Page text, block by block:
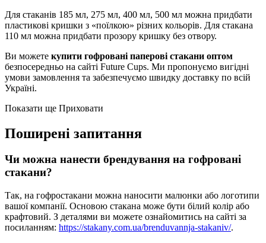
Для стаканів 185 мл, 275 мл, 400 мл, 500 мл можна придбати
пластикові кришки з «поїлкою» різних кольорів. Для стакана
110 мл можна придбати прозору кришку без отвору.
Ви можете купити гофровані паперові стакани оптом
безпосередньо на сайті Future Cups. Ми пропонуємо вигідні
умови замовлення та забезпечуємо швидку доставку по всій
Україні.
Показати ще Приховати
Поширені запитання
Чи можна нанести брендування на гофровані
стакани?
Так, на гофростакани можна наносити малюнки або логотипи
вашої компанії. Основою стакана може бути білий колір або
крафтовий. З деталями ви можете ознайомитись на сайті за
посиланням: https://stakany.com.ua/brenduvannja-stakaniv/.